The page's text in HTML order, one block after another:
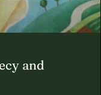
and